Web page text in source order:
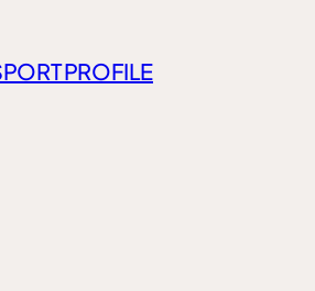
PROFILE